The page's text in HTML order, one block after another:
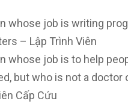
whose job is writing
– Lập Trình Viên
whose job is to help
but who is not a doctor
Cấp Cứu